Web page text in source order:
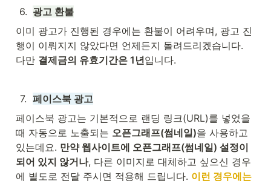
6. 광고 환불
이미 광고가 진행된 경우에는 환불이 어려우며, 광고 진
행이 이뤄지지 않았다면 언제든지 돌려드리겠습니다.
다만 결제금의 유효기간은 1년입니다.
7. 페이스북 광고
페이스북 광고는 기본적으로 랜딩 링크(URL)를 넣었을
때 자동으로 노출되는 오픈그래프(썸네일)을 사용하고
있는데요. 만약 웹사이트에 오픈그래프(썸네일) 설정이
되어 있지 않거나, 다른 이미지로 대체하고 싶으신 경우
에 별도로 전달 주시면 적용해 드립니다. 이런 경우에는